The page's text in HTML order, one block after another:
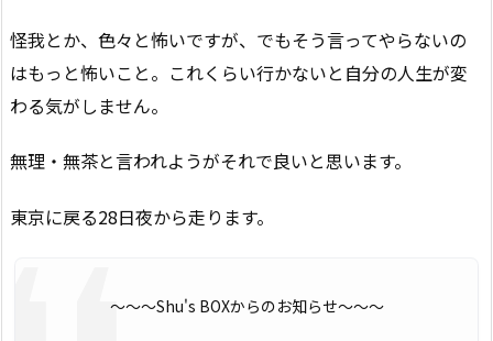
怪我とか、色々と怖いですが、でもそう言ってやらないの
はもっと怖いこと。これくらい行かないと自分の人生が変
わる気がしません。
無理・無茶と言われようがそれで良いと思います。
東京に戻る28日夜から走ります。
〜〜〜Shu's BOXからのお知らせ〜〜〜